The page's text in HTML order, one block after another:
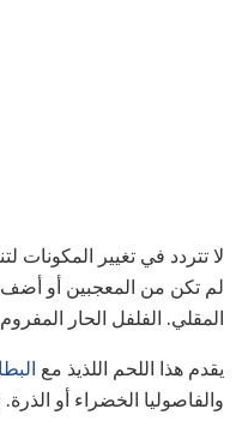
لا تتردد في تغيير المكونات
لم تكن من المعجبين أو
المقلي. الفلفل الحار
يقدم هذا اللحم اللذيذ مع
والفاصوليا الخضراء أو